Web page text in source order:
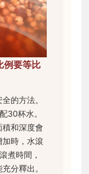
例要等比
的方法。
30杯水。
和深度會
時，水滾
煮時間，
分釋出。